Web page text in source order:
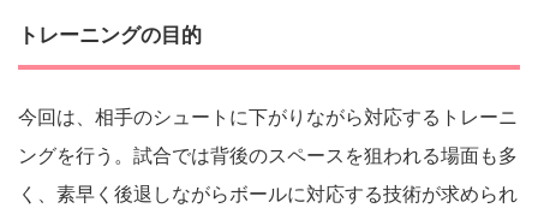
トレーニングの目的
今回は、相手のシュートに下がりながら対応するトレーニ
ングを行う。試合では背後のスペースを狙われる場面も多
く、素早く後退しながらボールに対応する技術が求められ